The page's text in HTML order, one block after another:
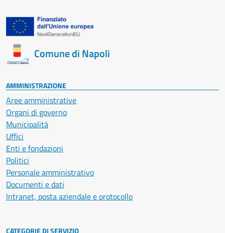
Comune di Napoli
AMMINISTRAZIONE
Aree amministrative
Organi di governo
Municipalità
Uffici
Enti e fondazioni
Politici
Personale amministrativo
Documenti e dati
Intranet, posta aziendale e protocollo
CATEGORIE DI SERVIZIO